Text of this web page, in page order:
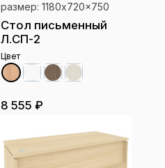
размер: 1180x720x750
Стол письменный
Л.СП-2
Цвет
8 555 ₽